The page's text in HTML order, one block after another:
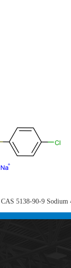
5138-90-9 Sodium
黄金产品 高纯度